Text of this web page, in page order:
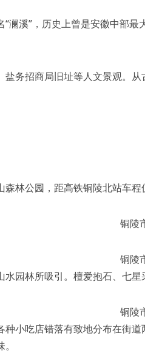
澜溪”，历史上曾是安徽中部最
务招商局旧址等人文景观。
林公园，距高铁铜陵北站车
铜陵
铜陵
园林所吸引。檀爱抱石、七
铜陵
小吃店错落有致地分布在街